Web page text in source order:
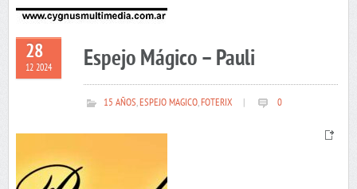
28
12 2024 Espejo Mágico – Pauli
15 AÑOS,ESPEJO MAGICO,FOTERIX 0